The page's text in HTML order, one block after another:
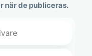
när de publiceras.